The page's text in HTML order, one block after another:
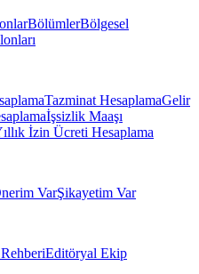
BölümlerBölgesel
Tazminat HesaplamaGelir
İşsizlik Maaşı
İzin Ücreti Hesaplama
VarŞikayetim Var
Editöryal Ekip